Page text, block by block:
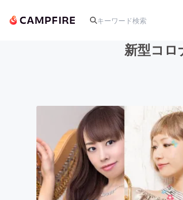
アート・写真
テクノロジー・ガジェット
映像・映画
新型コロ